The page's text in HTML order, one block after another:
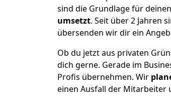
sind die Grundlage für
umsetzt. Seit über 2 Jahren
übersenden wir dir ein
Ob du jetzt aus privaten
dich gerne. Gerade im
Profis übernehmen. Wir
einen Ausfall der Mitarbeiter